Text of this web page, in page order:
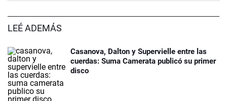
LEÉ ADEMÁS
Casanova, Dalton y Supervielle entre las
cuerdas: Suma Camerata publicó su primer
disco